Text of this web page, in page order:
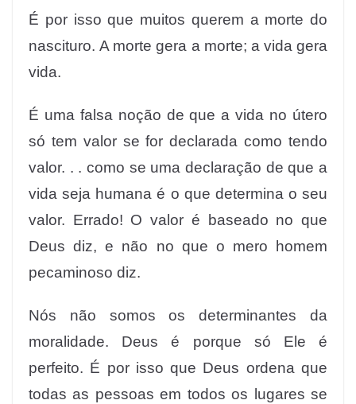
É por isso que muitos querem a morte do
nascituro. A morte gera a morte; a vida gera
vida.
É uma falsa noção de que a vida no útero
só tem valor se for declarada como tendo
valor. . . como se uma declaração de que a
vida seja humana é o que determina o seu
valor. Errado! O valor é baseado no que
Deus diz, e não no que o mero homem
pecaminoso diz.
Nós não somos os determinantes da
moralidade. Deus é porque só Ele é
perfeito. É por isso que Deus ordena que
todas as pessoas em todos os lugares se